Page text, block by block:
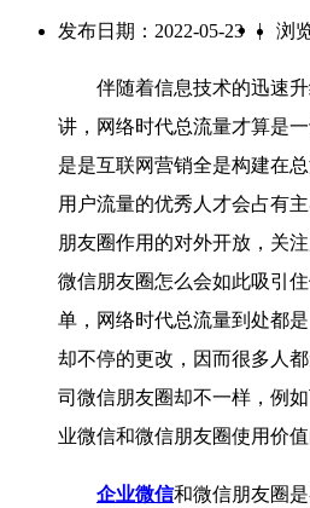
发布日期：2022-05-23 | 浏
伴随着信息技术的迅速升
讲，网络时代总流量才算是
是是互联网营销全是构建在
用户流量的优秀人才会占有
朋友圈作用的对外开放，关
微信朋友圈怎么会如此吸引
单，网络时代总流量到处都
却不停的更改，因而很多人
司微信朋友圈却不一样，例
业微信和微信朋友圈使用价值
企业微信和微信朋友圈